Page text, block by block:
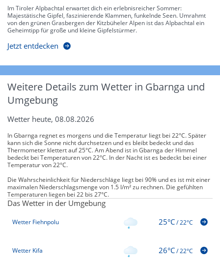
Im Tiroler Alpbachtal erwartet dich ein erlebnisreicher Sommer:
Majestätische Gipfel, faszinierende Klammen, funkelnde Seen. Umrahmt
von den grünen Grasbergen der Kitzbüheler Alpen ist das Alpbachtal ein
Geheimtipp für große und kleine Gipfelstürmer.
Jetzt entdecken
Weitere Details zum Wetter in Gbarnga und
Umgebung
Wetter heute, 08.08.2026
In Gbarnga regnet es morgens und die Temperatur liegt bei 22°C. Später
kann sich die Sonne nicht durchsetzen und es bleibt bedeckt und das
Thermometer klettert auf 25°C. Am Abend ist in Gbarnga der Himmel
bedeckt bei Temperaturen von 22°C. In der Nacht ist es bedeckt bei einer
Temperatur von 22°C.
Die Wahrscheinlichkeit für Niederschläge liegt bei 90% und es ist mit einer
maximalen Niederschlagsmenge von 1.5 l/m² zu rechnen. Die gefühlten
Temperaturen liegen bei 22 bis 27°C.
Das Wetter in der Umgebung
Wetter Fiehnpolu 25°C/22°C
Wetter Kifa 26°C/22°C